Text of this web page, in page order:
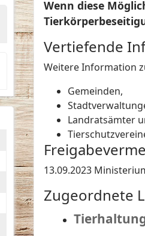
Wenn diese
Vertiefende
Weitere Information
Gemeinden,
Landratsämter
13.09.2023
Zugeordnete